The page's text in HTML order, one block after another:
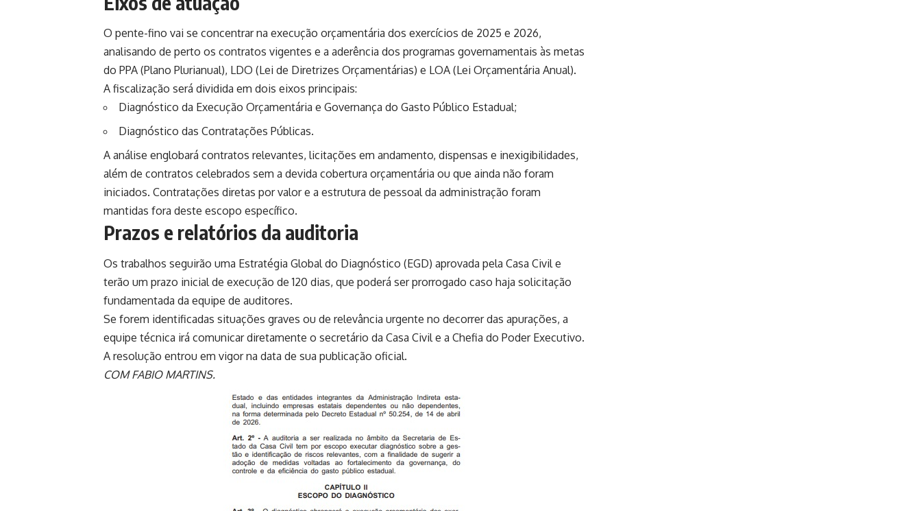
O pente-fino vai se concentrar na execução orçamentária dos exercícios de 2025 e 2026,
analisando de perto os contratos vigentes e a aderência dos programas governamentais às metas
do PPA (Plano Plurianual), LDO (Lei de Diretrizes Orçamentárias) e LOA (Lei Orçamentária Anual).
A fiscalização será dividida em dois eixos principais:
Diagnóstico da Execução Orçamentária e Governança do Gasto Público Estadual;
Diagnóstico das Contratações Públicas.
A análise englobará contratos relevantes, licitações em andamento, dispensas e inexigibilidades,
além de contratos celebrados sem a devida cobertura orçamentária ou que ainda não foram
iniciados. Contratações diretas por valor e a estrutura de pessoal da administração foram
mantidas fora deste escopo específico.
Prazos e relatórios da auditoria
Os trabalhos seguirão uma Estratégia Global do Diagnóstico (EGD) aprovada pela Casa Civil e
terão um prazo inicial de execução de 120 dias, que poderá ser prorrogado caso haja solicitação
fundamentada da equipe de auditores.
Se forem identificadas situações graves ou de relevância urgente no decorrer das apurações, a
equipe técnica irá comunicar diretamente o secretário da Casa Civil e a Chefia do Poder Executivo.
A resolução entrou em vigor na data de sua publicação oficial.
COM FABIO MARTINS.